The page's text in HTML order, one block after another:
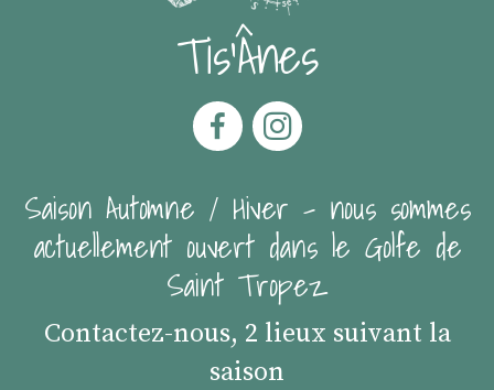
Tis'Ânes
Saison Automne / Hiver - nous sommes
actuellement ouvert dans le Golfe de
Saint Tropez
Contactez-nous, 2 lieux suivant la
saison